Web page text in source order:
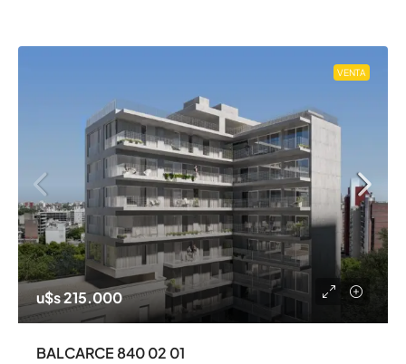
VENTA
u$s 215.000
BALCARCE 840 02 01